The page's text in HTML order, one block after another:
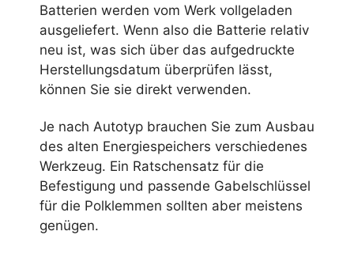
Batterien werden vom Werk vollgeladen
ausgeliefert. Wenn also die Batterie relativ
neu ist, was sich über das aufgedruckte
Herstellungsdatum überprüfen lässt,
können Sie sie direkt verwenden.
Je nach Autotyp brauchen Sie zum Ausbau
des alten Energiespeichers verschiedenes
Werkzeug. Ein Ratschensatz für die
Befestigung und passende Gabelschlüssel
für die Polklemmen sollten aber meistens
genügen.